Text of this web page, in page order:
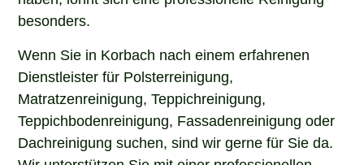
besonders.
Wenn Sie in Korbach nach einem erfahrenen
Dienstleister für Polsterreinigung,
Matratzenreinigung, Teppichreinigung,
Teppichbodenreinigung, Fassadenreinigung oder
Dachreinigung suchen, sind wir gerne für Sie da.
Wir unterstützen Sie mit einer professionellen